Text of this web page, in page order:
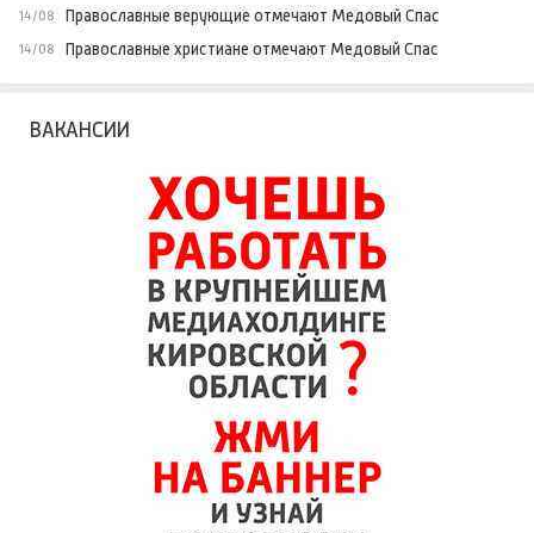
14/08 Православные верующие отмечают Медовый Спас
14/08 Православные христиане отмечают Медовый Спас
ВАКАНСИИ